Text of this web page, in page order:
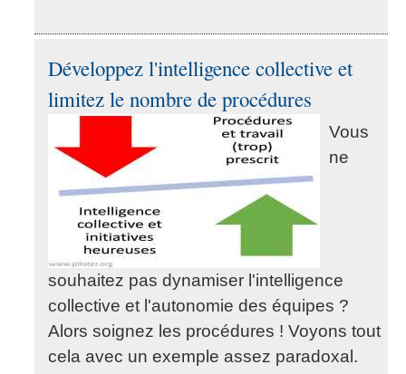
Développez l'intelligence collective et
limitez le nombre de procédures
Vous
ne
souhaitez pas dynamiser l'intelligence
collective et l'autonomie des équipes ?
Alors soignez les procédures ! Voyons tout
cela avec un exemple assez paradoxal.